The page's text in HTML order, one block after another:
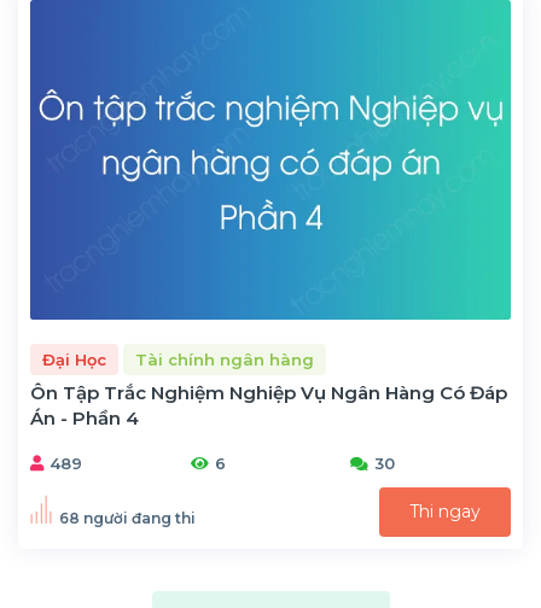
Đại Học Tài chính ngân hàng
Ôn Tập Trắc Nghiệm Nghiệp Vụ Ngân Hàng Có Đáp
Án - Phần 4
489 6 30
68 người đang thi Thi ngay